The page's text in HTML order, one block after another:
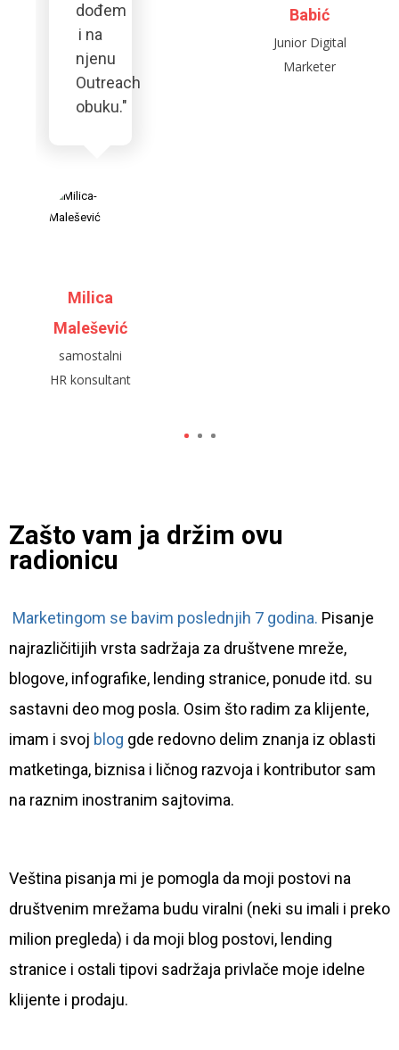
dođem
i na
njenu
Outreach
obuku."
Milica
Malešević
samostalni
HR konsultant
Babić
Junior Digital
Marketer
Zašto vam ja držim ovu
radionicu
Marketingom se bavim poslednjih 7 godina. Pisanje
najrazličitijih vrsta sadržaja za društvene mreže,
blogove, infografike, lending stranice, ponude itd. su
sastavni deo mog posla. Osim što radim za klijente,
imam i svoj blog gde redovno delim znanja iz oblasti
matketinga, biznisa i ličnog razvoja i kontributor sam
na raznim inostranim sajtovima.
Veština pisanja mi je pomogla da moji postovi na
društvenim mrežama budu viralni (neki su imali i preko
milion pregleda) i da moji blog postovi, lending
stranice i ostali tipovi sadržaja privlače moje idelne
klijente i prodaju.